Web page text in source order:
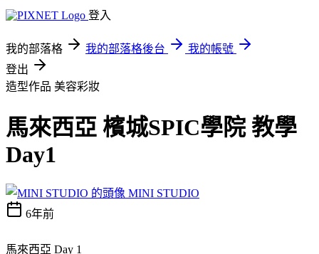
登入
我的部落格 我的部落格後台
我的帳號
登出
造型作品 美容彩妝
馬來西亞 檳城SPIC學院 教學
Day1
MINI STUDIO
6年前
馬來西亞 Day 1